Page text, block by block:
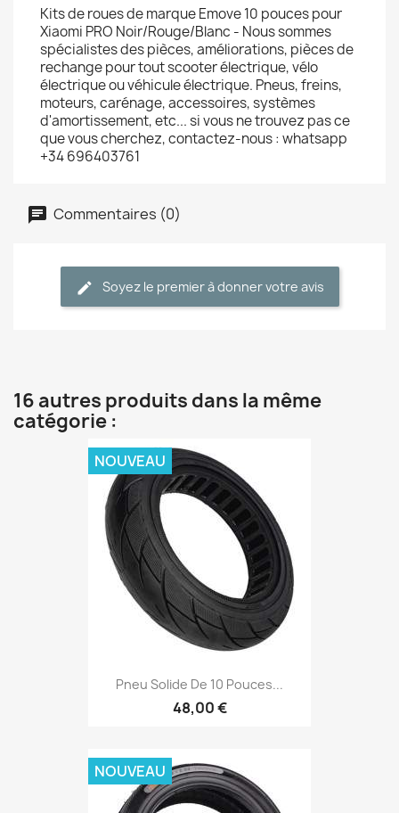
Kits de roues de marque Emove 10 pouces pour
Xiaomi PRO Noir/Rouge/Blanc - Nous sommes
spécialistes des pièces, améliorations, pièces de
rechange pour tout scooter électrique, vélo
électrique ou véhicule électrique. Pneus, freins,
moteurs, carénage, accessoires, systèmes
d'amortissement, etc... si vous ne trouvez pas ce
que vous cherchez, contactez-nous : whatsapp
+34 696403761
Commentaires (0)
Soyez le premier à donner votre avis
16 autres produits dans la même
catégorie :
Pneu Solide De 10 Pouces...
48,00 €
NOUVEAU
NOUVEAU